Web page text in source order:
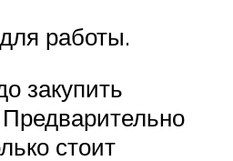
работы.
закупить
стоит